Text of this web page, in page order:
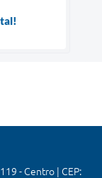
- Centro | CEP: